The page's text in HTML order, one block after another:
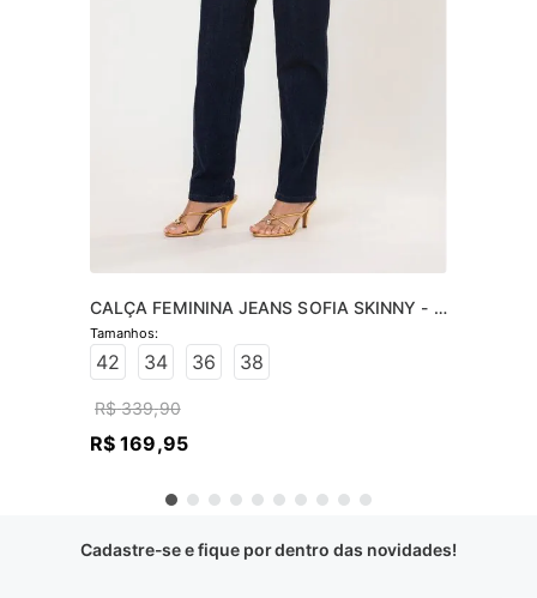
CALÇA FEMININA JEANS SOFIA SKINNY -
JEANS ESCURO
42 34 36 38
R$ 339,90
R$ 169,95
Cadastre-se e fique por dentro das novidades!